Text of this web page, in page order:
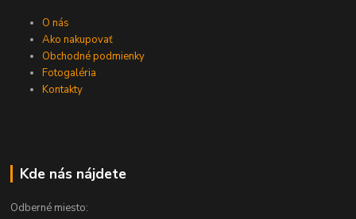
O nás
Ako nakupovať
Obchodné podmienky
Fotogaléria
Kontakty
Kde nás nájdete
Odberné miesto: